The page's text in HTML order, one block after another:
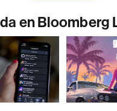
en Bloomberg